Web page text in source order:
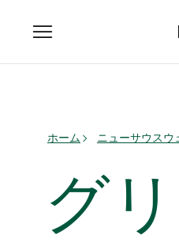
Toggle
navigation
ホーム ニューサウスウ
グ